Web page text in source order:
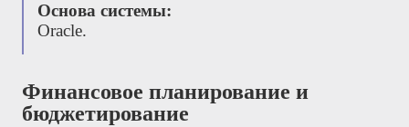
Основа системы:
Oracle.
Финансовое планирование и
бюджетирование